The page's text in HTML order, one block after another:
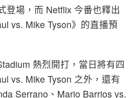
登場，而 Netflix 今番也釋出
vs. Mike Tyson》的直播預
熱烈開打，當日將有四
vs. Mike Tyson 之外，還有
Serrano、Mario Barrios vs.